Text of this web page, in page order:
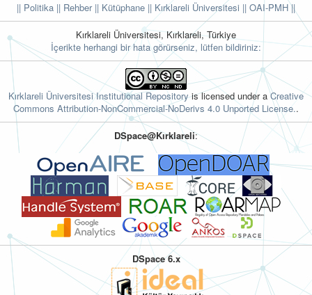
|| Politika || Rehber|| Kütüphane || Kırklareli Üniversitesi || OAI-PMH ||
Kırklareli Üniversitesi, Kırklareli, Türkiye
İçerikte herhangi bir hata görürseniz, lütfen bildiriniz:
Kırklareli Üniversitesi Institutional Repositoryis licensed under aCreative
Commons Attribution-NonCommercial-NoDerivs 4.0 Unported License..
DSpace@Kırklareli:
DSpace 6.x